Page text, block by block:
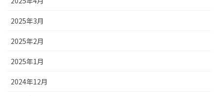
2025年3月
2025年2月
2025年1月
2024年12月